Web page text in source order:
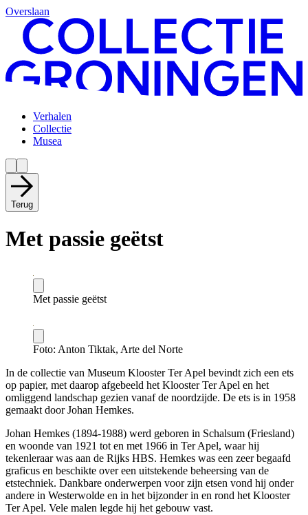
Overslaan
Verhalen
Collectie
Musea
Terug
Met passie geëtst
Met passie geëtst
Foto: Anton Tiktak, Arte del Norte
In de collectie van Museum Klooster Ter Apel bevindt zich een ets
op papier, met daarop afgebeeld het Klooster Ter Apel en het
omliggend landschap gezien vanaf de noordzijde. De ets is in 1958
gemaakt door Johan Hemkes.
Johan Hemkes (1894-1988) werd geboren in Schalsum (Friesland)
en woonde van 1921 tot en met 1966 in Ter Apel, waar hij
tekenleraar was aan de Rijks HBS. Hemkes was een zeer begaafd
graficus en beschikte over een uitstekende beheersing van de
etstechniek. Dankbare onderwerpen voor zijn etsen vond hij onder
andere in Westerwolde en in het bijzonder in en rond het Klooster
Ter Apel. Vele malen legde hij het gebouw vast.